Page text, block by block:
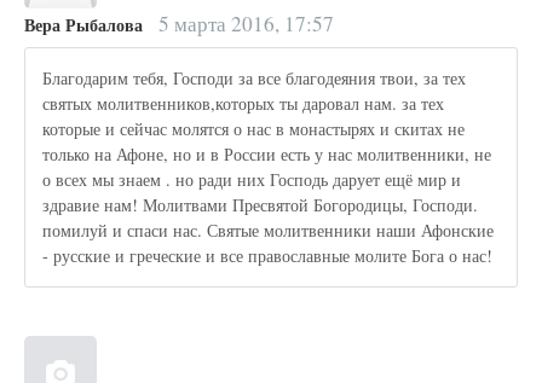
Вера Рыбалова 5 марта 2016, 17:57
Благодарим тебя, Господи за все благодеяния твои, за тех
святых молитвенников,которых ты даровал нам. за тех
которые и сейчас молятся о нас в монастырях и скитах не
только на Афоне, но и в России есть у нас молитвенники, не
о всех мы знаем . но ради них Господь дарует ещё мир и
здравие нам! Молитвами Пресвятой Богородицы, Господи.
помилуй и спаси нас. Святые молитвенники наши Афонские
- русские и греческие и все православные молите Бога о нас!